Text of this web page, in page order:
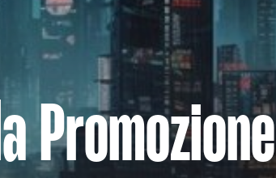
Promozione